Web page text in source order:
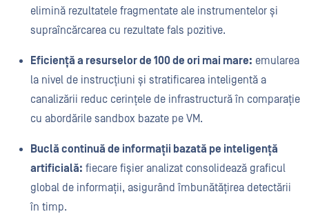
elimină rezultatele fragmentate ale instrumentelor și
supraîncărcarea cu rezultate fals pozitive.
Eficiență a resurselor de 100 de ori mai mare: emularea
la nivel de instrucțiuni și stratificarea inteligentă a
canalizării reduc cerințele de infrastructură în comparație
cu abordările sandbox bazate pe VM.
Buclă continuă de informații bazată pe inteligență
artificială: fiecare fișier analizat consolidează graficul
global de informații, asigurând îmbunătățirea detectării
în timp.